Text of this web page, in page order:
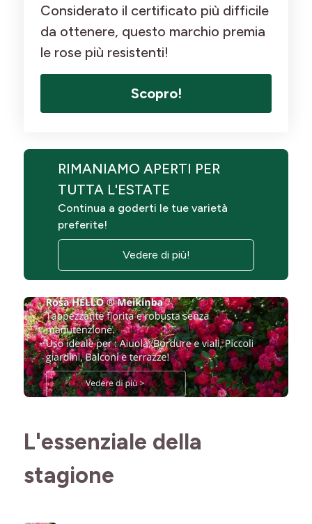
Considerato il certificato più difficile
da ottenere, questo marchio premia
le rose più resistenti!
Scopro!
RIMANIAMO APERTI PER
TUTTA L'ESTATE
Continua a goderti le tue varietà
preferite!
Vedere di più!
L'essenziale della
stagione